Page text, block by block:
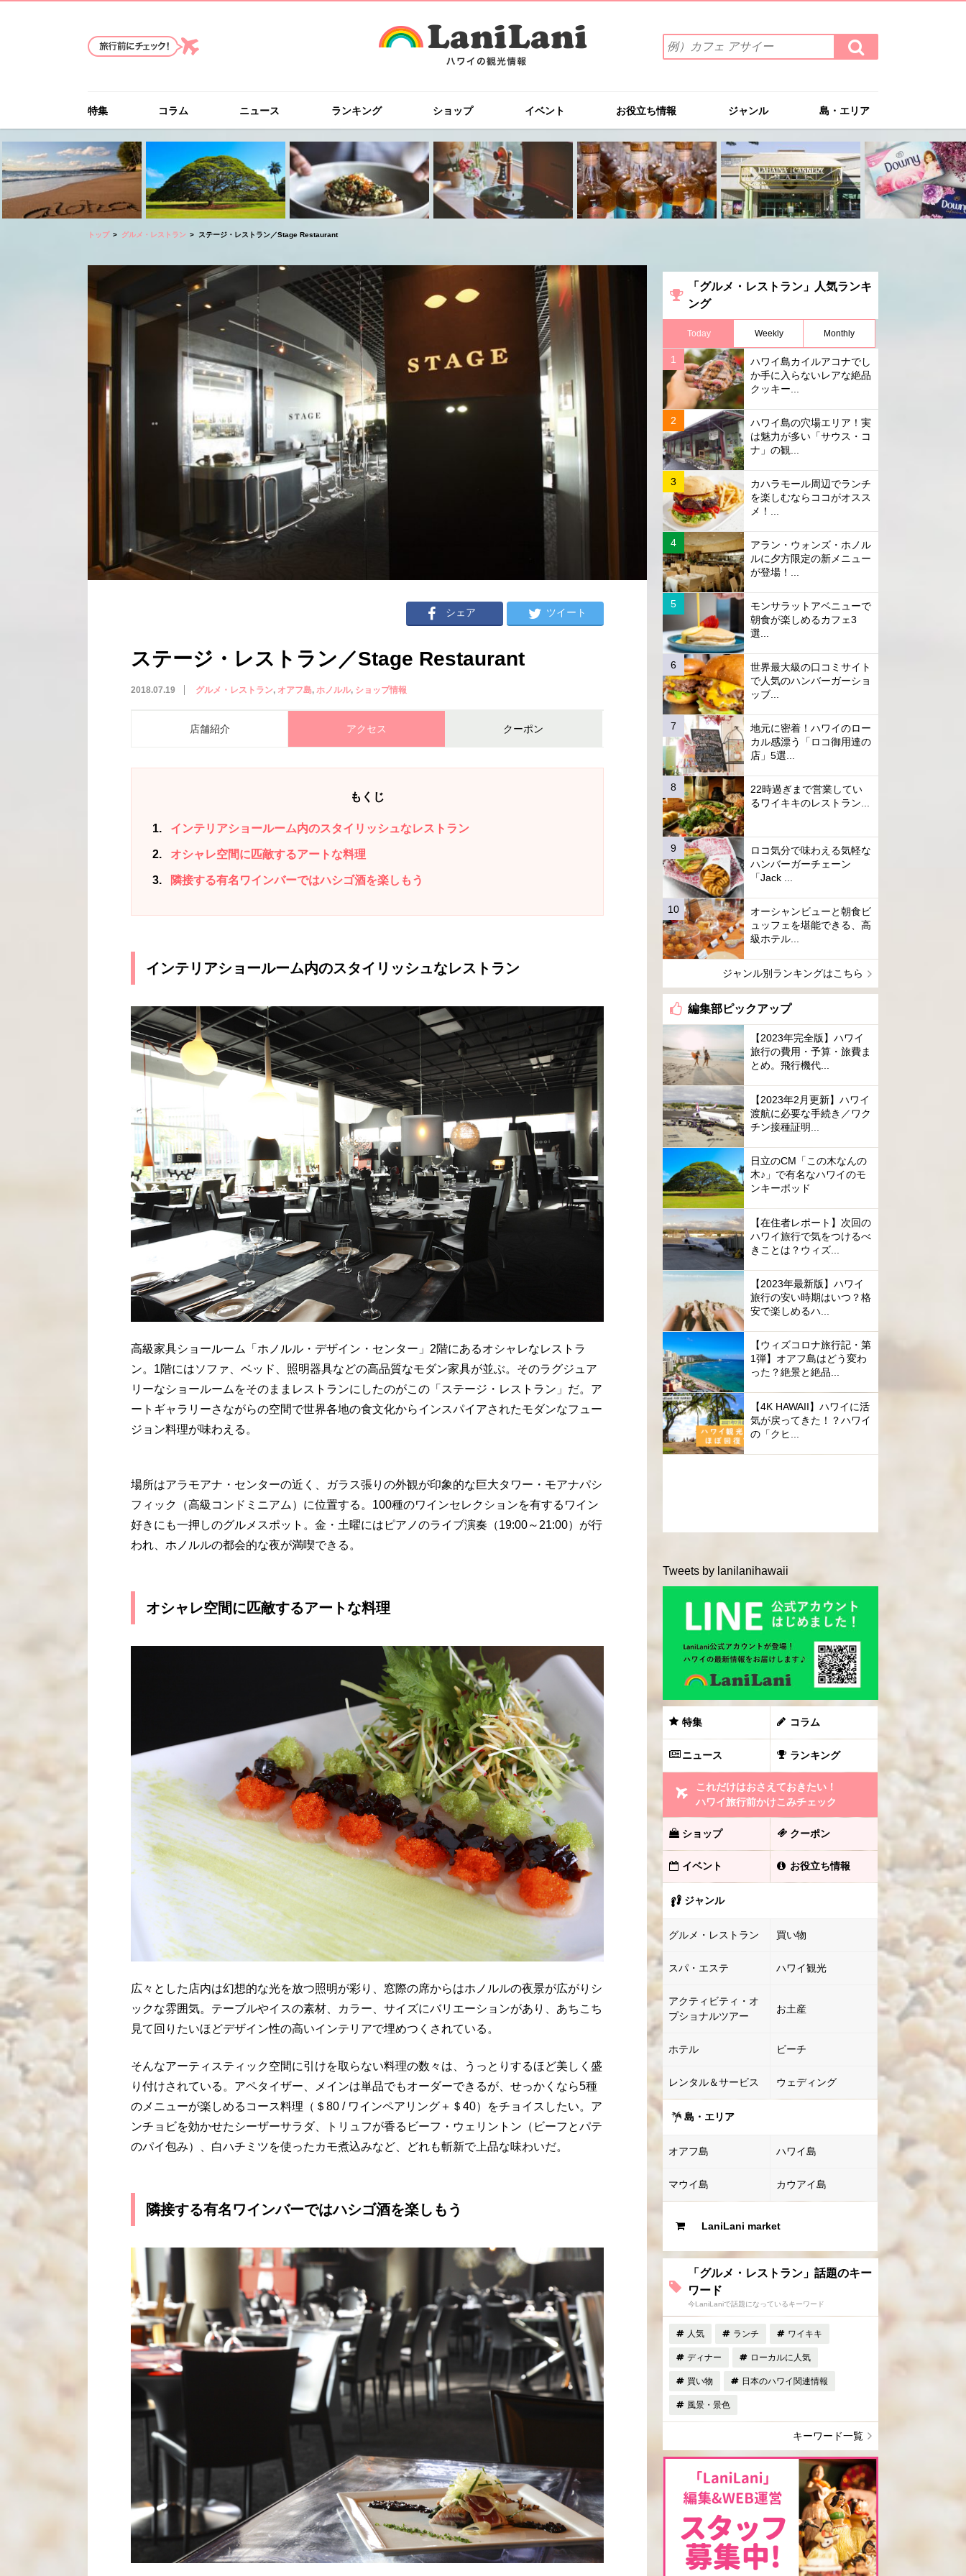
索
ワ
を
入
力
(例）
カ
フ
ェ
イ
ー
検
索
す
特集 コラム ニュース ランキング ショップ イベント お役立ち情報 ジャンル 島・エリア
トップ グルメ・レストラン ステージ・レストラン／Stage Restaurant
シェア ツイート
ステージ・レストラン／Stage Restaurant
2018.07.19 グルメ・レストラン オアフ島 ホノルル ショップ情報
店舗紹介 アクセス クーポン
もくじ
1 インテリアショールーム内のスタイリッシュなレストラン
2 オシャレ空間に匹敵するアートな料理
3 隣接する有名ワインバーではハシゴ酒を楽しもう
インテリアショールーム内のスタイリッシュなレストラン
高級家具ショールーム「ホノルル・デザイン・センター」2階にあるオシャレなレストラ
ン。1階にはソファ、ベッド、照明器具などの高品質なモダン家具が並ぶ。そのラグジュア
リーなショールームをそのままレストランにしたのがこの「ステージ・レストラン」だ。ア
ートギャラリーさながらの空間で世界各地の食文化からインスパイアされたモダンなフュー
ジョン料理が味わえる。
場所はアラモアナ・センターの近く、ガラス張りの外観が印象的な巨大タワー・モアナパシ
フィック（高級コンドミニアム）に位置する。100種のワインセレクションを有するワイン
好きにも一押しのグルメスポット。金・土曜にはピアノのライブ演奏（19:00～21:00）が行
われ、ホノルルの都会的な夜が満喫できる。
オシャレ空間に匹敵するアートな料理
広々とした店内は幻想的な光を放つ照明が彩り、窓際の席からはホノルルの夜景が広がりシ
ックな雰囲気。テーブルやイスの素材、カラー、サイズにバリエーションがあり、あちこち
見て回りたいほどデザイン性の高いインテリアで埋めつくされている。
そんなアーティスティック空間に引けを取らない料理の数々は、うっとりするほど美しく盛
り付けされている。アペタイザー、メインは単品でもオーダーできるが、せっかくなら5種
のメニューが楽しめるコース料理（＄80 / ワインペアリング＋＄40）をチョイスしたい。ア
ンチョビを効かせたシーザーサラダ、トリュフが香るビーフ・ウェリントン（ビーフとパテ
のパイ包み）、白ハチミツを使ったカモ煮込みなど、どれも斬新で上品な味わいだ。
隣接する有名ワインバーではハシゴ酒を楽しもう
「グルメ・レストラン」人気ランキ
ング
Today Weekly Monthly
ハワイ島カイルアコナでし
か手に入らないレアな絶品
クッキー...
ハワイ島の穴場エリア！実
は魅力が多い「サウス・コ
ナ」の観...
カハラモール周辺でランチ
を楽しむならココがオスス
メ！...
アラン・ウォンズ・ホノル
ルに夕方限定の新メニュー
が登場！...
モンサラットアベニューで
朝食が楽しめるカフェ3
選...
世界最大級の口コミサイト
で人気のハンバーガーショ
ッブ...
地元に密着！ハワイのロー
カル感漂う「ロコ御用達の
店」5選...
22時過ぎまで営業してい
るワイキキのレストラン...
ロコ気分で味わえる気軽な
ハンバーガーチェーン
「Jack ...
オーシャンビューと朝食ビ
ュッフェを堪能できる、高
級ホテル...
ジャンル別ランキングはこちら
編集部ピックアップ
【2023年完全版】ハワイ
旅行の費用・予算・旅費ま
とめ。飛行機代...
【2023年2月更新】ハワイ
渡航に必要な手続き／ワク
チン接種証明...
日立のCM「この木なんの
木♪」で有名なハワイのモ
ンキーポッド
【在住者レポート】次回の
ハワイ旅行で気をつけるべ
きことは？ウィズ...
【2023年最新版】ハワイ
旅行の安い時期はいつ？格
安で楽しめるハ...
【ウィズコロナ旅行記・第
1弾】オアフ島はどう変わ
った？絶景と絶品...
【4K HAWAII】ハワイに活
気が戻ってきた！？ハワイ
の「クヒ...
Tweets by lanilanihawaii
特集 コラム
ニュース ランキング
これだけはおさえておきたい！
ハワイ旅行前かけこみチェック
ショップ クーポン
イベント お役立ち情報
ジャンル
グルメ・レストラン 買い物
スパ・エステ ハワイ観光
アクティビティ・オ
プショナルツアー
お土産
ホテル ビーチ
レンタル＆サービス ウェディング
島・エリア
オアフ島 ハワイ島
マウイ島 カウアイ島
LaniLani market
「グルメ・レストラン」話題のキー
ワード
今LaniLaniで話題になっているキーワード
人気 ランチ ワイキキ
ディナー ローカルに人気
買い物 日本のハワイ関連情報
風景・景色
キーワード一覧